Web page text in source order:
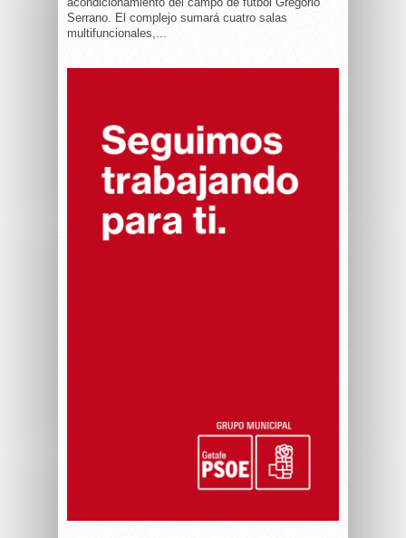
Serrano. El complejo sumará cuatro salas
multifuncionales,...